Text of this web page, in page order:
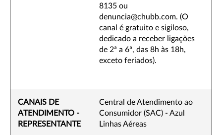
8135 ou
denuncia@chubb.com. (O
canal é gratuito e sigiloso,
dedicado a receber ligações
de 2ª a 6ª, das 8h às 18h,
exceto feriados).
CANAIS DE
ATENDIMENTO -
REPRESENTANTE
Central de Atendimento ao
Consumidor (SAC) - Azul
Linhas Aéreas